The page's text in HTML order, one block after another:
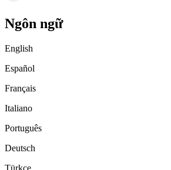
Ngôn ngữ
English
Español
Français
Italiano
Português
Deutsch
Türkçe